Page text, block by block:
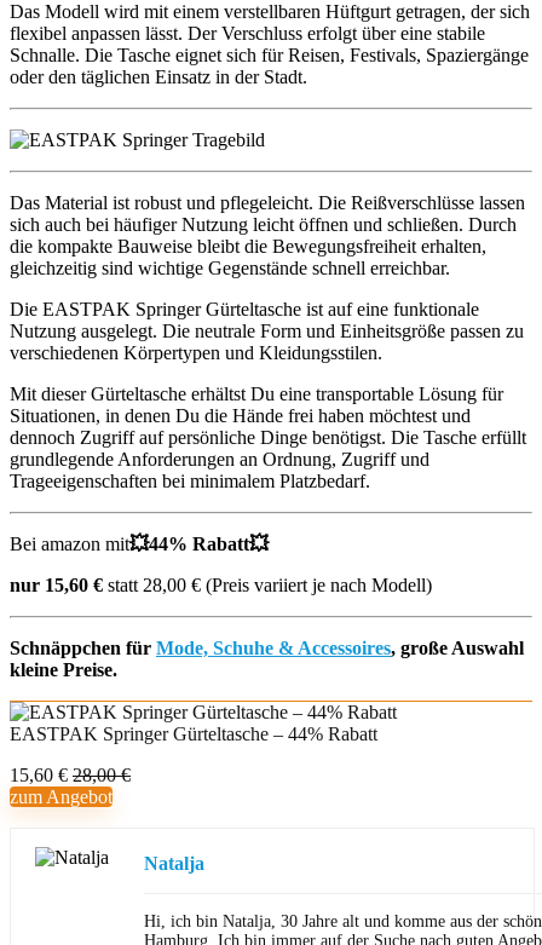
Das Modell wird mit einem verstellbaren Hüftgurt getragen, der sich
flexibel anpassen lässt. Der Verschluss erfolgt über eine stabile
Schnalle. Die Tasche eignet sich für Reisen, Festivals, Spaziergänge
oder den täglichen Einsatz in der Stadt.
Das Material ist robust und pflegeleicht. Die Reißverschlüsse lassen
sich auch bei häufiger Nutzung leicht öffnen und schließen. Durch
die kompakte Bauweise bleibt die Bewegungsfreiheit erhalten,
gleichzeitig sind wichtige Gegenstände schnell erreichbar.
Die EASTPAK Springer Gürteltasche ist auf eine funktionale
Nutzung ausgelegt. Die neutrale Form und Einheitsgröße passen zu
verschiedenen Körpertypen und Kleidungsstilen.
Mit dieser Gürteltasche erhältst Du eine transportable Lösung für
Situationen, in denen Du die Hände frei haben möchtest und
dennoch Zugriff auf persönliche Dinge benötigst. Die Tasche erfüllt
grundlegende Anforderungen an Ordnung, Zugriff und
Trageeigenschaften bei minimalem Platzbedarf.
Bei amazon mit💥44% Rabatt💥
nur 15,60 € statt 28,00 € (Preis variiert je nach Modell)
Schnäppchen für Mode, Schuhe & Accessoires, große Auswahl
kleine Preise.
EASTPAK Springer Gürteltasche – 44% Rabatt
15,60 € 28,00 €
zum Angebot
Natalja
Hi, ich bin Natalja, 30 Jahre alt und komme aus der
Hamburg. Ich bin immer auf der Suche nach guten